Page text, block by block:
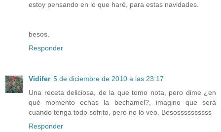
estoy pensando en lo que haré, para estas navidades.
besos.
Responder
Vidifer 5 de diciembre de 2010 a las 23:17
Una receta deliciosa, de la que tomo nota, pero dime ¿en
qué momento echas la bechamel?, imagino que será
cuando tenga todo sofrito, pero no lo veo. Besossssssssss
Responder